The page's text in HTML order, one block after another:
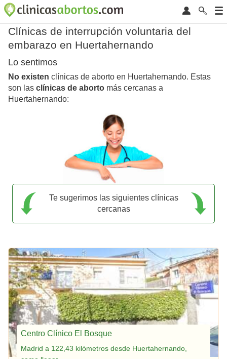
Clínicas de interrupción voluntaria del
embarazo en Huertahernando
Lo sentimos
No existen clínicas de aborto en Huertahernando. Estas
son las clínicas de aborto más cercanas a
Huertahernando:
Te sugerimos las siguientes clínicas
cercanas
Centro Clínico El Bosque
Madrid a 122,43 kilómetros desde Huertahernando,